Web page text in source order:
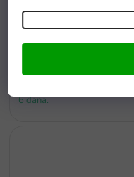
6 dana.